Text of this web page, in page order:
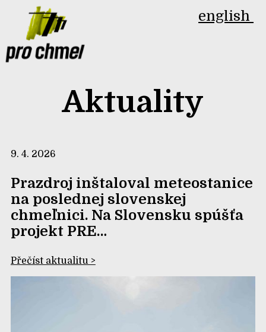
english
Aktuality
9. 4. 2026
Prazdroj inštaloval meteostanice
na poslednej slovenskej
chmeľnici. Na Slovensku spúšťa
projekt PRE…
Přečíst aktualitu >